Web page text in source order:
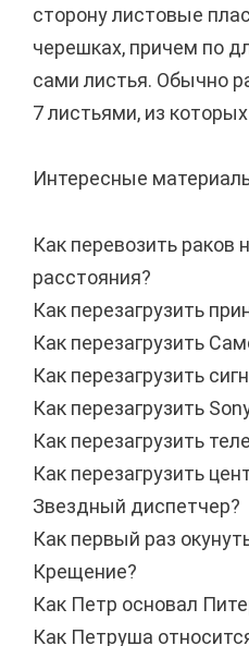
сторону листовые
черешках, причем по
сами листья. Обычно
7 листьями, из
Интересные
Как перевозить раков
расстояния?
Как перезагрузить
Как перезагрузить
Как перезагрузить
Как перезагрузить
Как перезагрузить
Как перезагрузить
Звездный диспетчер?
Как первый раз
Крещение?
Как Петр основал
Как Петруша